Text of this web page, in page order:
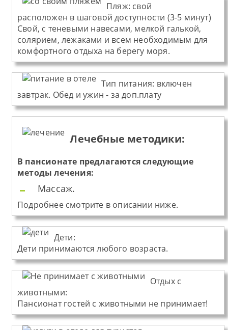
Пляж: свой
расположен в шаговой доступности (3-5 минут)
Свой, с теневыми навесами, мелкой галькой,
солярием, лежаками и всем необходимым для
комфортного отдыха на берегу моря.
Тип питания: включен
завтрак. Обед и ужин - за доп.плату
Лечебные методики:
В пансионате предлагаются следующие
методы лечения:
Массаж.
Подробнее смотрите в описании ниже.
Дети:
Дети принимаются любого возраста.
Отдых с
животными:
Пансионатгостей с животными не принимает!